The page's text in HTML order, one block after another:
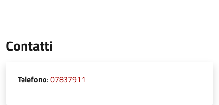
Contatti
Telefono:07837911